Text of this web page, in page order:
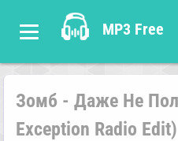
MP3 Free
Зомб - Даже Не
Exception Radio Edit)